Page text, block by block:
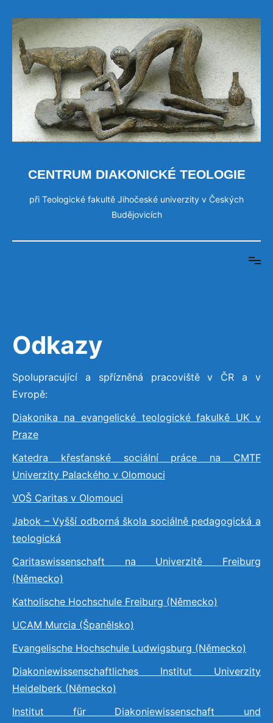
obsah
CENTRUM DIAKONICKÉ TEOLOGIE
při Teologické fakultě Jihočeské univerzity v Českých
Budějovicích
Odkazy
Spolupracující a spřízněná pracoviště v ČR a v
Evropě:
Diakonika na evangelické teologické fakulkě UK v
Praze
Katedra křesťanské sociální práce na CMTF
Univerzity Palackého v Olomouci
VOŠ Caritas v Olomouci
Jabok – Vyšší odborná škola sociálně pedagogická a
teologická
Caritaswissenschaft na Univerzitě Freiburg
(Německo)
Katholische Hochschule Freiburg (Německo)
UCAM Murcia (Španělsko)
Evangelische Hochschule Ludwigsburg (Německo)
Diakoniewissenschaftliches Institut Univerzity
Heidelberk (Německo)
Institut für Diakoniewissenschaft und